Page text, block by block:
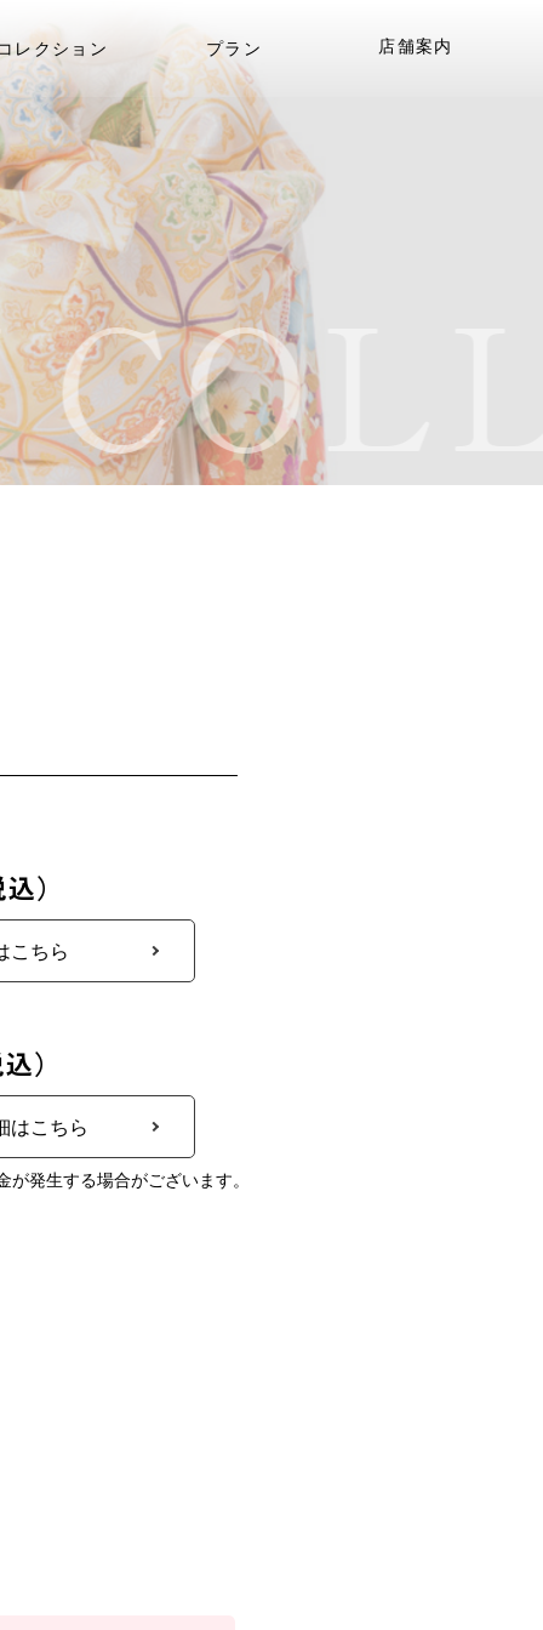
レクション プラン 店舗案内
）
こちら
）
はこちら
発生する場合がございます。